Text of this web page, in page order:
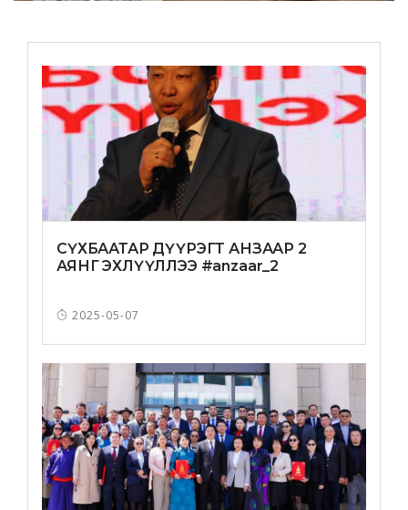
СҮХБААТАР ДҮҮРЭГТ АНЗААР 2
АЯНГ ЭХЛҮҮЛЛЭЭ #anzaar_2
2025-05-07